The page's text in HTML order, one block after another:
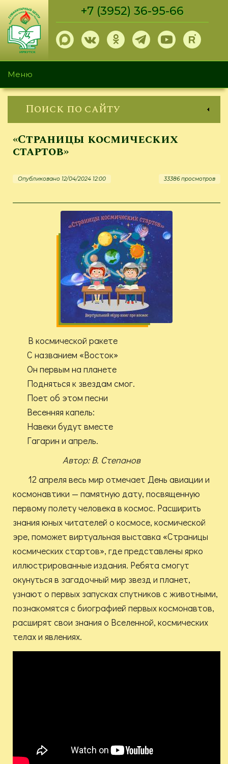
Перейти
основному
содержанию
+7 (3952) 36-95-66
Меню
Поиск по сайту
«Страницы космических
стартов»
Опубликовано 12/04/2024 12:00 33386 просмотров
В космической ракете
С названием «Восток»
Он первым на планете
Подняться к звездам смог.
Поет об этом песни
Весенняя капель:
Навеки будут вместе
Гагарин и апрель.
Автор: В. Степанов
12 апреля весь мир отмечает День авиации и
космонавтики — памятную дату, посвященную
первому полету человека в космос. Расширить
знания юных читателей о космосе, космической
эре, поможет виртуальная выставка «Страницы
космических стартов», где представлены ярко
иллюстрированные издания. Ребята смогут
окунуться в загадочный мир звезд и планет,
узнают о первых запусках спутников с животными,
познакомятся с биографией первых космонавтов,
расширят свои знания о Вселенной, космических
телах и явлениях.